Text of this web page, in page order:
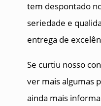
tem despontado
seriedade e
entrega de
Se curtiu nosso
ver mais algumas
ainda mais